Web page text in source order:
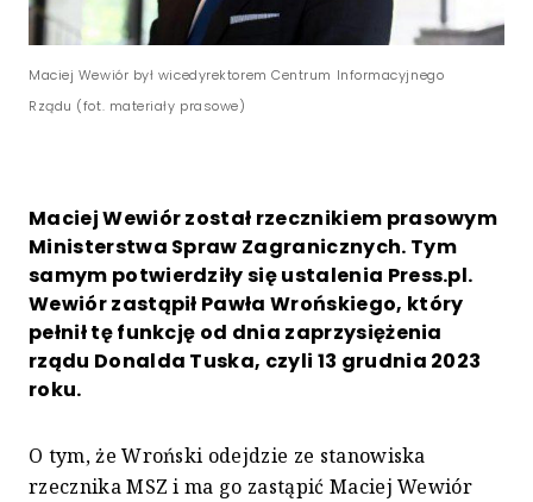
Maciej Wewiór był wicedyrektorem Centrum Informacyjnego
Rządu (fot. materiały prasowe)
Maciej Wewiór został rzecznikiem prasowym
Ministerstwa Spraw Zagranicznych. Tym
samym potwierdziły się ustalenia Press.pl.
Wewiór zastąpił Pawła Wrońskiego, który
pełnił tę funkcję od dnia zaprzysiężenia
rządu Donalda Tuska, czyli 13 grudnia 2023
roku.
O tym, że Wroński odejdzie ze stanowiska
rzecznika MSZ i ma go zastąpić Maciej Wewiór